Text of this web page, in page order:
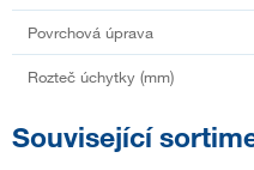
Povrchová úprava
Rozteč úchytky (mm)
Související